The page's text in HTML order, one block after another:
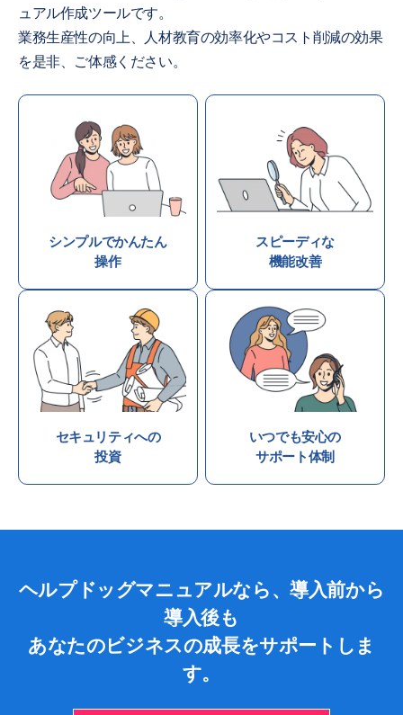
ュアル作成ツールです。
業務生産性の向上、人材教育の効率化やコスト削減の効果
を是非、ご体感ください。
シンプルでかんたん
操作
スピーディな
機能改善
セキュリティへの
投資
いつでも安心の
サポート体制
ヘルプドッグマニュアルなら、導入前から
導入後も
あなたのビジネスの成長をサポートしま
す。